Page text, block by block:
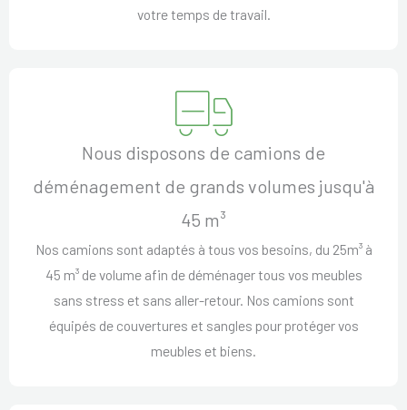
votre temps de travail.
Nous disposons de camions de
déménagement de grands volumes jusqu'à
45 m³
Nos camions sont adaptés à tous vos besoins, du 25m³ à
45 m³ de volume afin de déménager tous vos meubles
sans stress et sans aller-retour. Nos camions sont
équipés de couvertures et sangles pour protéger vos
meubles et biens.